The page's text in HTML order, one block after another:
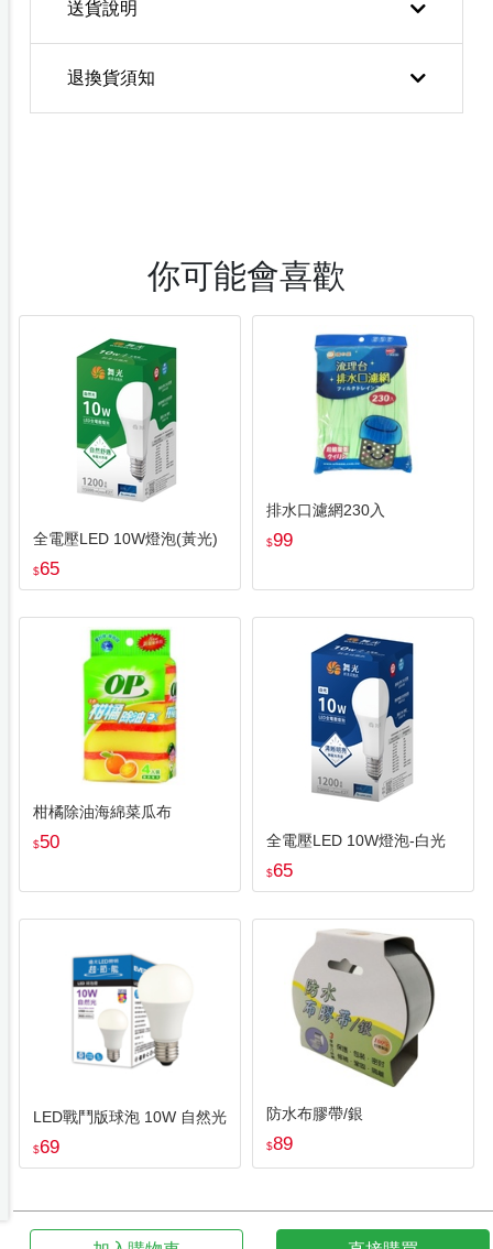
送貨說明
退換貨須知
你可能會喜歡
全電壓LED 10W燈泡(黃光)
$65
排水口濾網230入
$99
柑橘除油海綿菜瓜布
$50 全電壓LED 10W燈泡-白光
$65
LED戰鬥版球泡 10W 自然光
$69
防水布膠帶/銀
$89